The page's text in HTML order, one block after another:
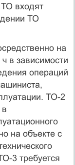
входят
ТО
на
в зависимости
операций
ТО-2
на объекте с
3 требуется